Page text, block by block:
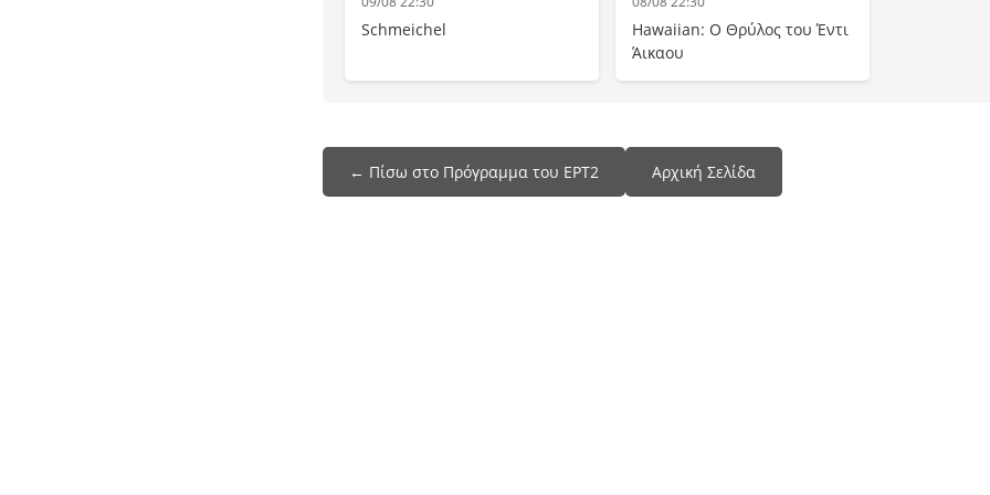
Schmeichel
Hawaiian: Ο Θρύλος του Έντι
Άικαου
← Πίσω στο Πρόγραμμα του ΕΡΤ2 Αρχική Σελίδα